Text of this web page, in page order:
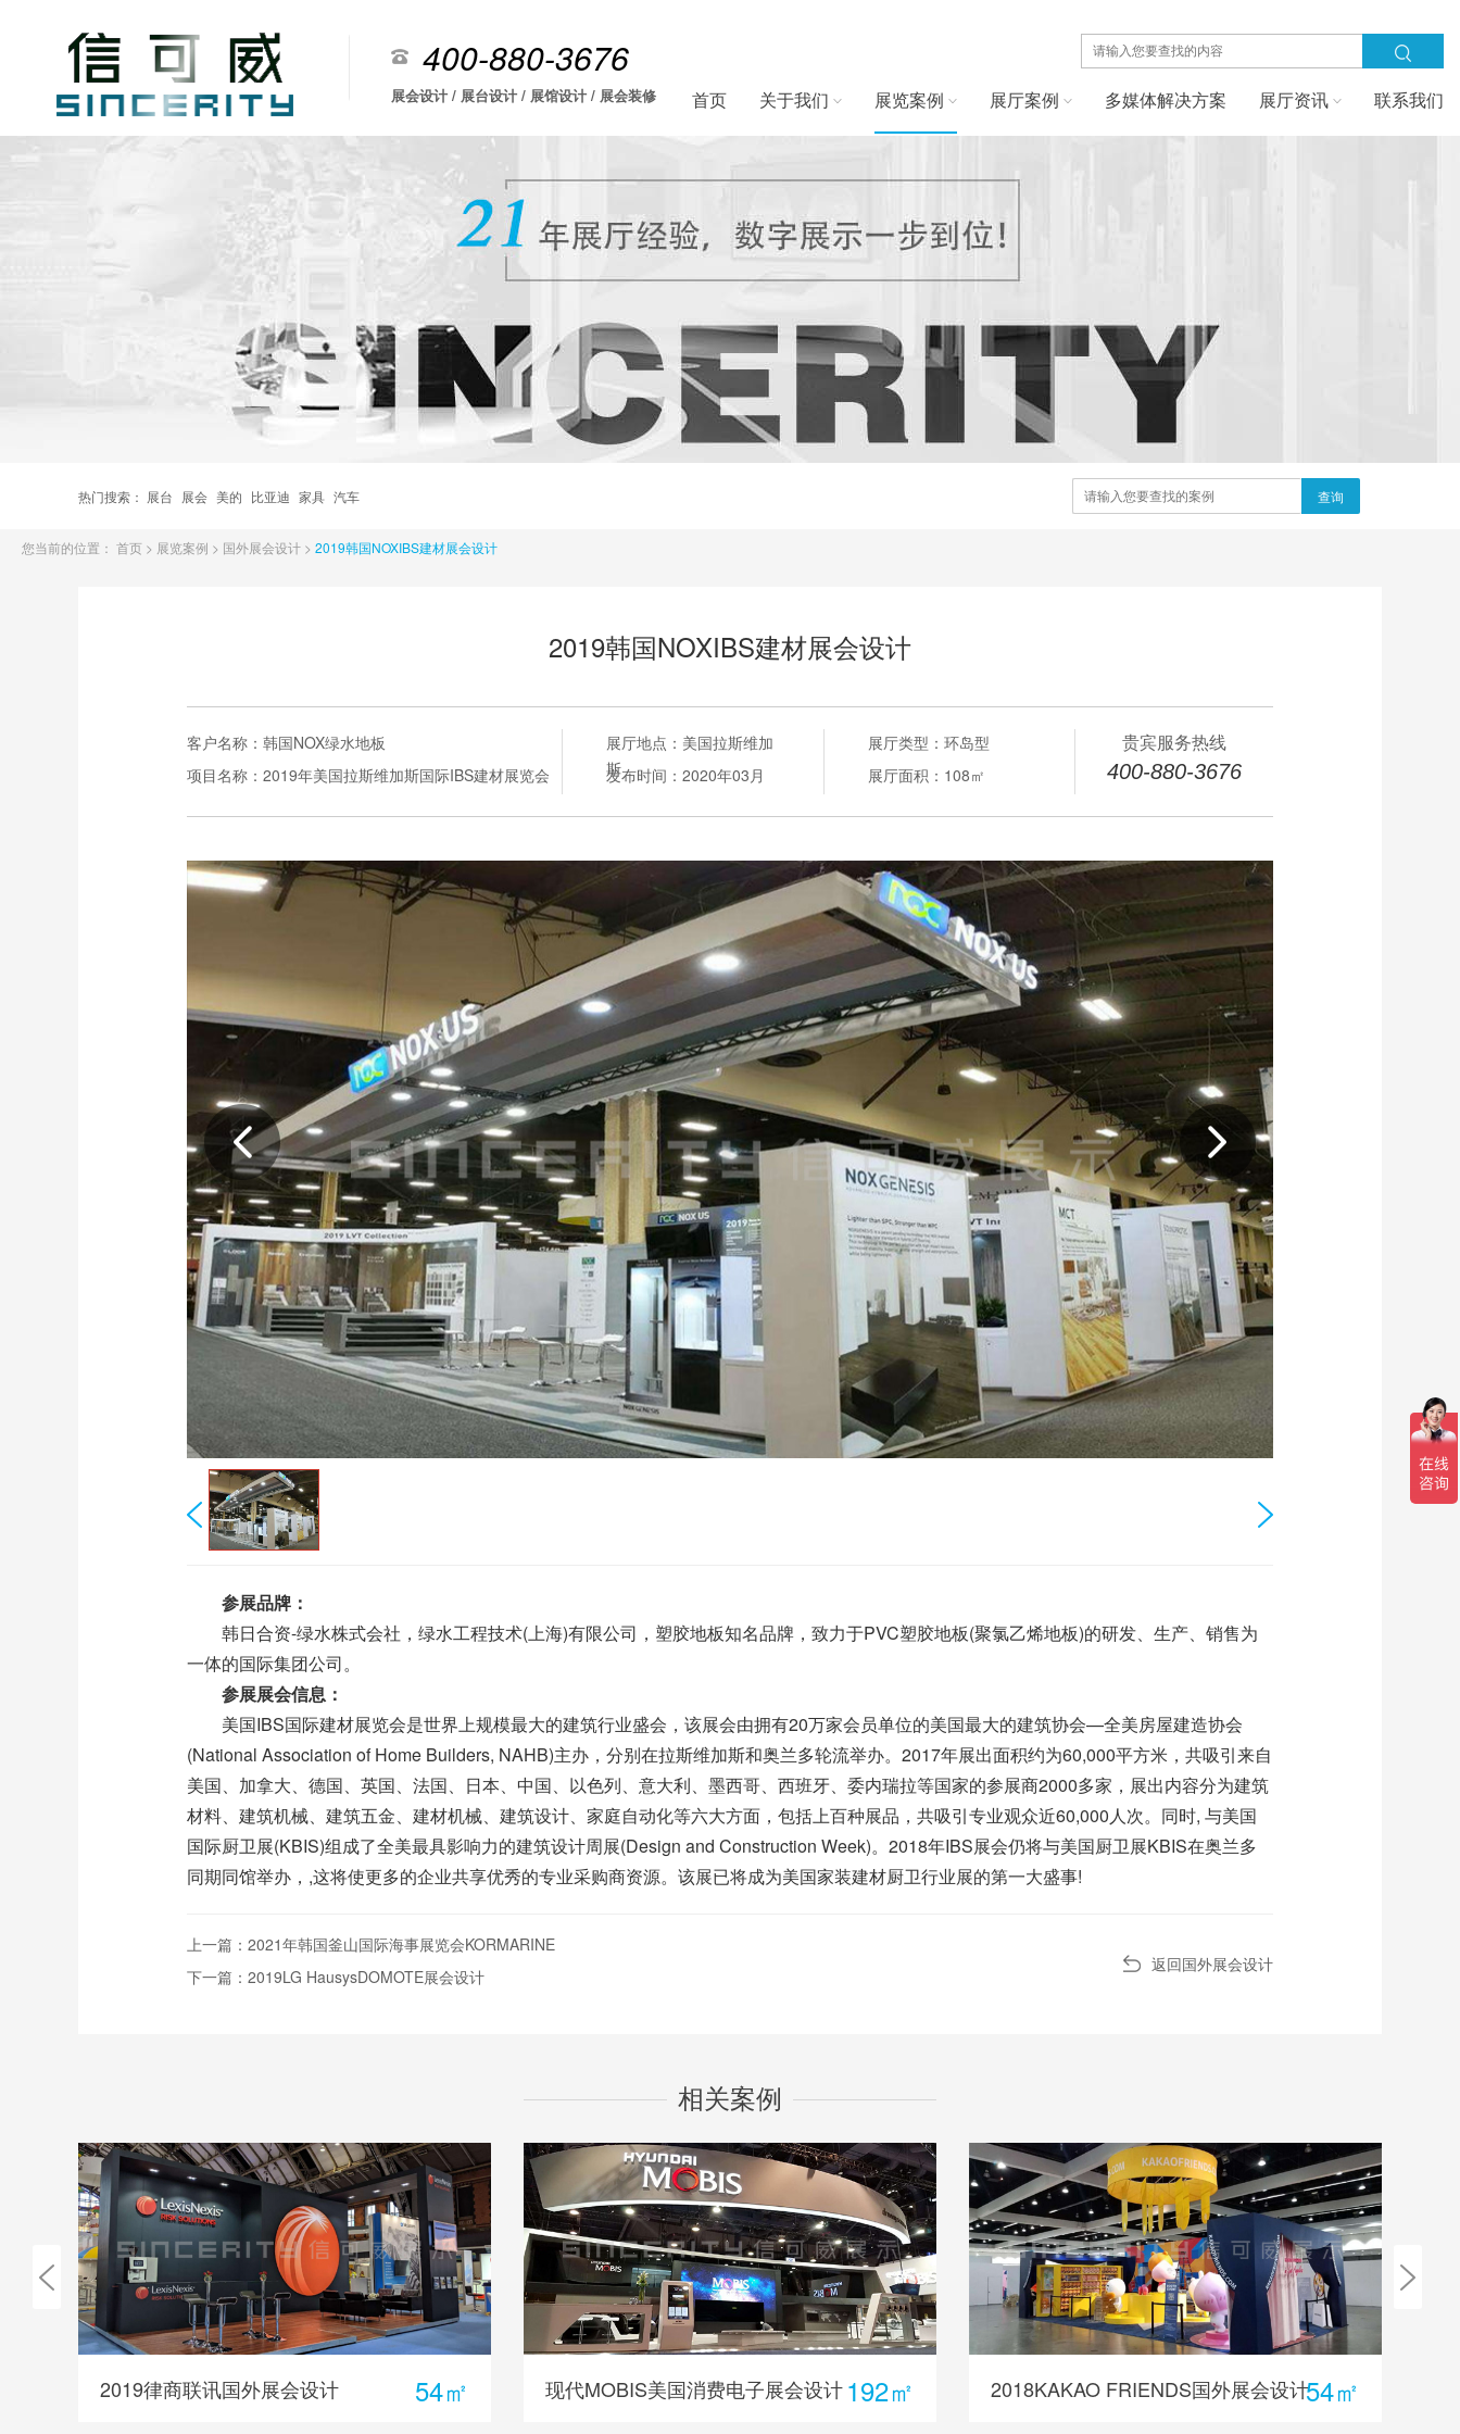
400-880-3676
展会设计 / 展台设计 / 展馆设计 / 展会装修 首页 关于我们 展览案例 展厅案例 多媒体解决方案 展厅资讯 联系我们
热门搜索： 展台 展会 美的 比亚迪 家具 汽车 查询
您当前的位置： 首页 > 展览案例 > 国外展会设计 > 2019韩国NOXIBS建材展会设计
2019韩国NOXIBS建材展会设计
客户名称： 韩国NOX绿水地板
项目名称： 2019年美国拉斯维加斯国际IBS建材展览会
展厅地点： 美国拉斯维加
斯
发布时间： 2020年03月
展厅类型： 环岛型
展厅面积： 108㎡
贵宾服务热线
400-880-3676
参展品牌：
韩日合资-绿水株式会社，绿水工程技术(上海)有限公司，塑胶地板知名品牌，致力于PVC塑胶地板(聚氯乙烯地板)的研发、生产、销售为
一体的国际集团公司。
参展展会信息：
美国IBS国际建材展览会是世界上规模最大的建筑行业盛会，该展会由拥有20万家会员单位的美国最大的建筑协会—全美房屋建造协会
(National Association of Home Builders, NAHB)主办，分别在拉斯维加斯和奥兰多轮流举办。2017年展出面积约为60,000平方米，共吸引来自
美国、加拿大、德国、英国、法国、日本、中国、以色列、意大利、墨西哥、西班牙、委内瑞拉等国家的参展商2000多家，展出内容分为建筑
材料、建筑机械、建筑五金、建材机械、建筑设计、家庭自动化等六大方面，包括上百种展品，共吸引专业观众近60,000人次。同时, 与美国
国际厨卫展(KBIS)组成了全美最具影响力的建筑设计周展(Design and Construction Week)。2018年IBS展会仍将与美国厨卫展KBIS在奥兰多
同期同馆举办，,这将使更多的企业共享优秀的专业采购商资源。该展已将成为美国家装建材厨卫行业展的第一大盛事!
上一篇： 2021年韩国釜山国际海事展览会KORMARINE
下一篇： 2019LG HausysDOMOTE展会设计
返回国外展会设计
相关案例
54㎡
2019律商联讯国外展会设计 192㎡
现代MOBIS美国消费电子展会设计 54㎡
2018KAKAO FRIENDS国外展会设计